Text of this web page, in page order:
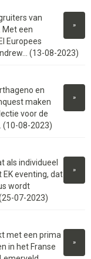
»
van
Met een
Europees
(13-08-2023)
»
en
maken
voor de
(10-08-2023)
»
als individueel
eventing, dat
wordt
07-2023)
»
met een prima
in het Franse